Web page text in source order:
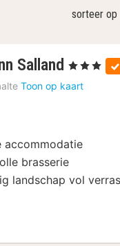
sorteer op
Salland 1
nacht
vanaf
, 3 Sterren
Toon op kaart
accommodatie
brasserie
landschap vol